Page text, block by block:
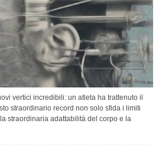
vertici incredibili: un atleta ha trattenuto il
straordinario record non solo sfida i limiti
straordinaria adattabilità del corpo e la